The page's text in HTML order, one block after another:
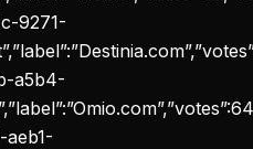
9271-
a5b4-
aeb1-